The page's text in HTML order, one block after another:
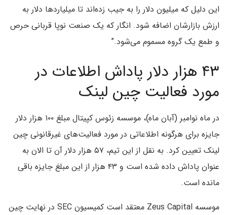
این دلیل که میلیون دلار را به جیب زده‌اند تا میلیاردها دلار به
ارزش بازارشان اضافه شود. انگار که یک صنعت نوپا قربانی حرص
و طمع یک گروه مسموم می‌شود.”
۴۳ هزار دلار پاداش اطلاعات در
مورد فعالیت چین لینک
در ماه نوامبر (آبان ماه)، موسسه زئوس کپیتال مبلغ ۱۰۰ هزار دلار
جایزه برای هرگونه اطلاعاتی در مورد فعالیت‌های غیرقانونی چین
لینک تعیین کرد. به نقل از این تیم، ۵۷ هزار دلار آن تا الان به
عنوان پاداش داده شده است و ۴۳ هزار از این مبلغ جایزه باقی
مانده است.
موسسه Zeus Capital معتقد است کمیسیون SEC در نهایت چین